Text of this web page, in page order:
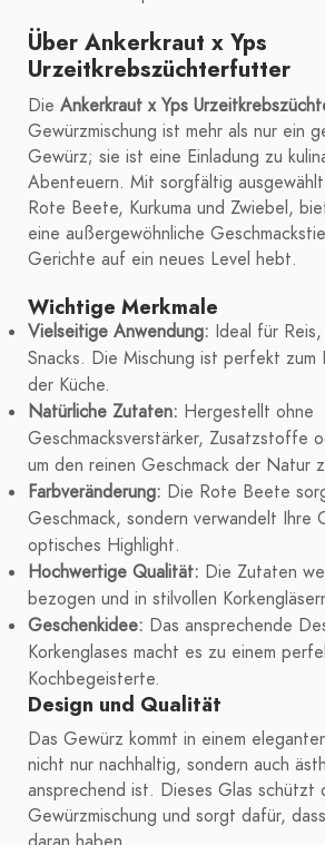
Über Ankerkraut x Yps
Urzeitkrebszüchterfutter
Die Ankerkraut x Yps
Gewürzmischung ist mehr als nur ein
Gewürz; sie ist eine Einladung zu
Abenteuern. Mit sorgfältig
Rote Beete, Kurkuma und Zwiebel,
eine außergewöhnliche
Gerichte auf ein neues Level hebt.
Wichtige Merkmale
Vielseitige Anwendung: Ideal für
Snacks. Die Mischung ist perfekt zum
der Küche.
Natürliche Zutaten: Hergestellt ohne
Geschmacksverstärker, Zusatzstoffe
um den reinen Geschmack der Natur
Farbveränderung: Die Rote Beete
Geschmack, sondern verwandelt Ihre
optisches Highlight.
Hochwertige Qualität: Die Zutaten
bezogen und in stilvollen
Geschenkidee: Das ansprechende
Korkenglases macht es zu einem
Kochbegeisterte.
Design und Qualität
Das Gewürz kommt in einem
nicht nur nachhaltig, sondern auch
ansprechend ist. Dieses Glas schützt
Gewürzmischung und sorgt dafür,